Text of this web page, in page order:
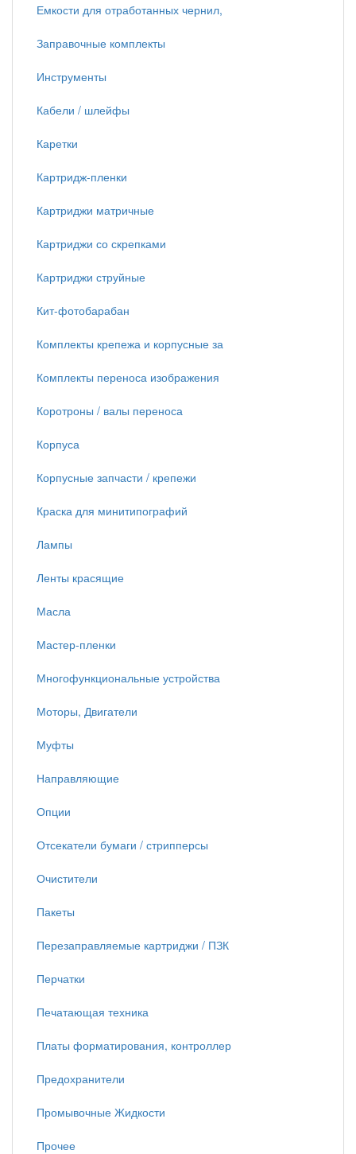
Емкости для отработанных чернил,
Заправочные комплекты
Инструменты
Кабели / шлейфы
Каретки
Картридж-пленки
Картриджи матричные
Картриджи со скрепками
Картриджи струйные
Кит-фотобарабан
Комплекты крепежа и корпусные за
Комплекты переноса изображения
Коротроны / валы переноса
Корпуса
Корпусные запчасти / крепежи
Краска для минитипографий
Лампы
Ленты красящие
Масла
Мастер-пленки
Многофункциональные устройства
Моторы, Двигатели
Муфты
Направляющие
Опции
Отсекатели бумаги / стрипперсы
Очистители
Пакеты
Перезаправляемые картриджи / ПЗК
Перчатки
Печатающая техника
Платы форматирования, контроллер
Предохранители
Промывочные Жидкости
Прочее